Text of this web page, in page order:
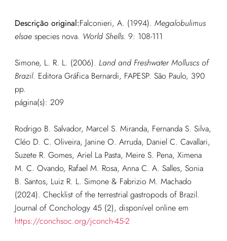
Descrição original:Falconieri, A. (1994). Megalobulimus
elsaespecies nova. World Shells. 9: 108-111
Simone, L. R. L. (2006). Land and Freshwater Molluscs of
Brazil. Editora Gráfica Bernardi, FAPESP. São Paulo, 390
pp.
página(s): 209
Rodrigo B. Salvador, Marcel S. Miranda, Fernanda S. Silva,
Cléo D. C. Oliveira, Janine O. Arruda, Daniel C. Cavallari,
Suzete R. Gomes, Ariel La Pasta, Meire S. Pena, Ximena
M. C. Ovando, Rafael M. Rosa, Anna C. A. Salles, Sonia
B. Santos, Luiz R. L. Simone & Fabrizio M. Machado
(2024). Checklist of the terrestrial gastropods of Brazil.
Journal of Conchology 45 (2), disponível online em
https://conchsoc.org/jconch-45-2